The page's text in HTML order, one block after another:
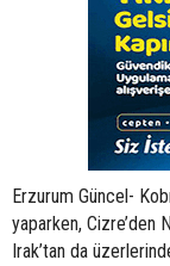
Erzurum Güncel-
yaparken, Cizre’den
Irak’tan da